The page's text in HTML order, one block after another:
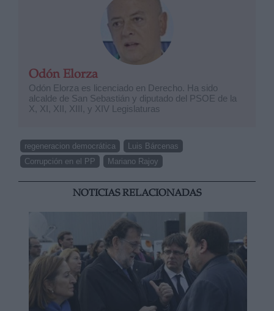
Odón Elorza
Odón Elorza es licenciado en Derecho. Ha sido
alcalde de San Sebastián y diputado del PSOE de la
X, XI, XII, XIII, y XIV Legislaturas
regeneracion democrática
Luis Bárcenas
Corrupción en el PP
Mariano Rajoy
NOTICIAS RELACIONADAS